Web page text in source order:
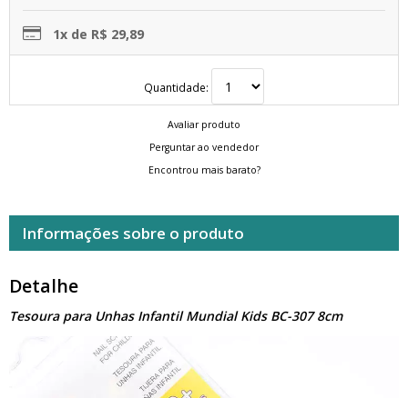
1x de R$ 29,89
Quantidade:
Avaliar produto
Perguntar ao vendedor
Encontrou mais barato?
Informações sobre o produto
Detalhe
Tesoura para Unhas Infantil Mundial Kids BC-307 8cm